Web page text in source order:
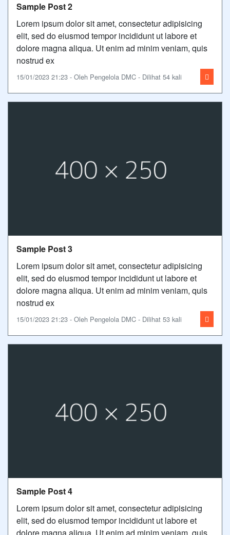
Sample Post 2
Lorem ipsum dolor sit amet, consectetur adipisicing
elit, sed do eiusmod tempor incididunt ut labore et
dolore magna aliqua. Ut enim ad minim veniam, quis
nostrud ex
15/01/2023 21:23 - Oleh Pengelola DMC - Dilihat 54 kali
Sample Post 3
Lorem ipsum dolor sit amet, consectetur adipisicing
elit, sed do eiusmod tempor incididunt ut labore et
dolore magna aliqua. Ut enim ad minim veniam, quis
nostrud ex
15/01/2023 21:23 - Oleh Pengelola DMC - Dilihat 53 kali
Sample Post 4
Lorem ipsum dolor sit amet, consectetur adipisicing
elit, sed do eiusmod tempor incididunt ut labore et